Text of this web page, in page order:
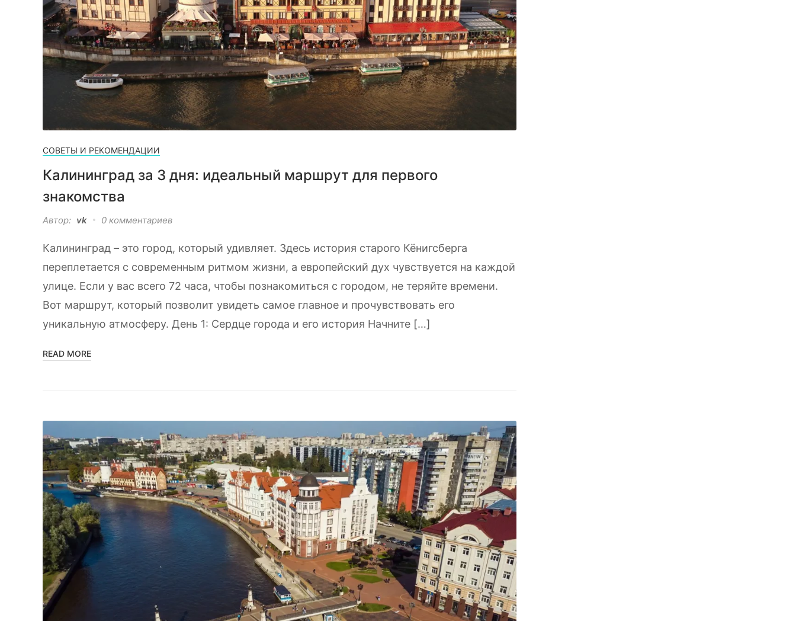
СОВЕТЫ И РЕКОМЕНДАЦИИ
Калининград за 3 дня: идеальный маршрут для первого
знакомства
Автор: vk 0 комментариев
Калининград – это город, который удивляет. Здесь история старого Кёнигсберга
переплетается с современным ритмом жизни, а европейский дух чувствуется на каждой
улице. Если у вас всего 72 часа, чтобы познакомиться с городом, не теряйте времени.
Вот маршрут, который позволит увидеть самое главное и прочувствовать его
уникальную атмосферу. День 1: Сердце города и его история Начните […]
READ MORE